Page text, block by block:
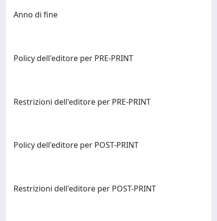
Anno di fine
Policy dell'editore per PRE-PRINT
Restrizioni dell'editore per PRE-PRINT
Policy dell'editore per POST-PRINT
Restrizioni dell'editore per POST-PRINT